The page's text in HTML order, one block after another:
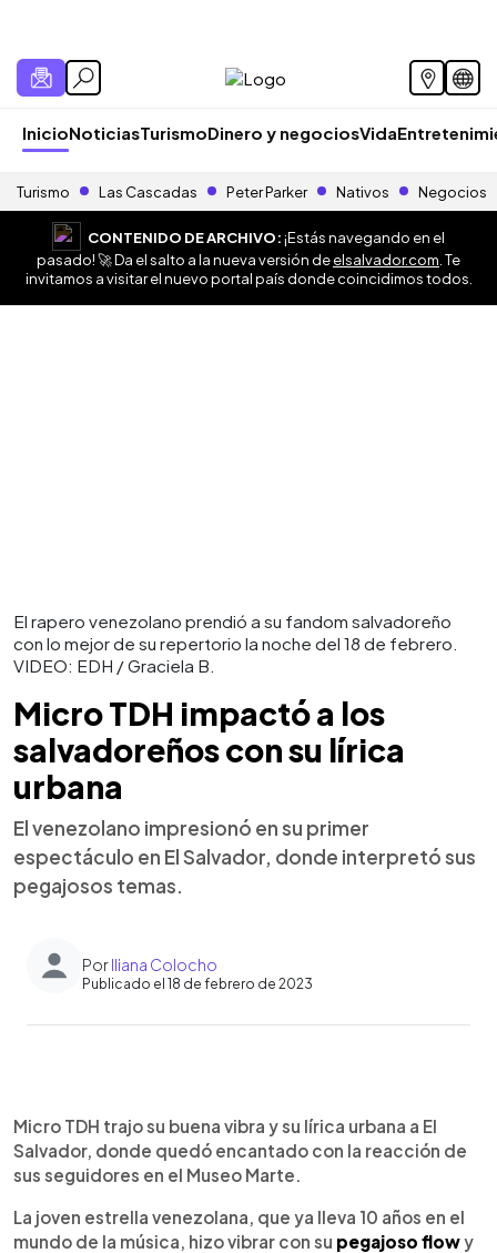
InicioNoticiasTurismoDinero y negociosVida
Turismo Las Cascadas Peter Parker Nativos Negocios
CONTENIDO DE ARCHIVO:¡Estás navegando en el
pasado! 🚀 Da el salto a la nueva versión deelsalvador.com . Te
invitamos a visitar el nuevo portal país donde coincidimos todos.
El rapero venezolano prendió a su fandom salvadoreño
con lo mejor de su repertorio la noche del 18 de febrero.
VIDEO: EDH / Graciela B.
Micro TDH impactó a los
salvadoreños con su lírica
urbana
El venezolano impresionó en su primer
espectáculo en El Salvador, donde interpretó sus
pegajosos temas.
PorIliana Colocho
Publicado el 18 de febrero de 2023
► Escuchar artículo
Micro TDH trajo su buena vibra y su lírica urbana a El
Salvador, donde quedó encantado con la reacción de
sus seguidores en el Museo Marte.
La joven estrella venezolana, que ya lleva 10 años en el
mundo de la música, hizo vibrar con su pegajoso flowy